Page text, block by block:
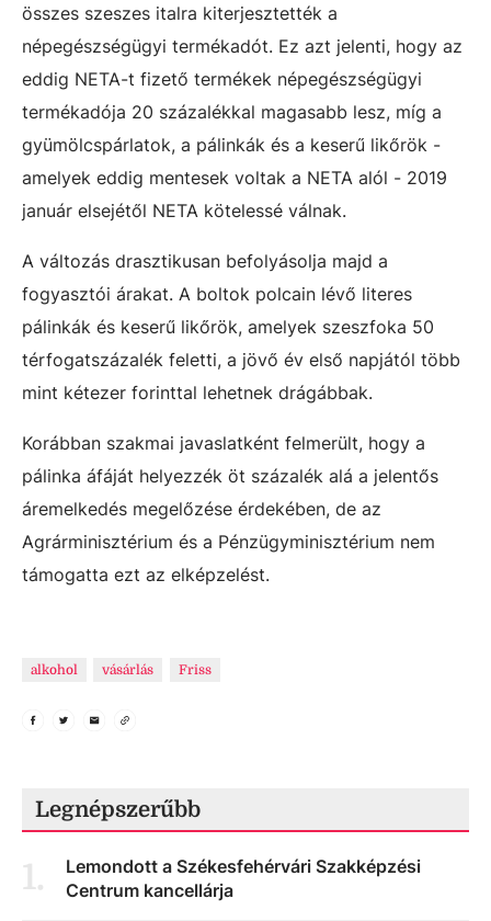
összes szeszes italra kiterjesztették a
népegészségügyi termékadót. Ez azt jelenti, hogy az
eddig NETA-t fizető termékek népegészségügyi
termékadója 20 százalékkal magasabb lesz, míg a
gyümölcspárlatok, a pálinkák és a keserű likőrök -
amelyek eddig mentesek voltak a NETA alól - 2019
január elsejétől NETA kötelessé válnak.
A változás drasztikusan befolyásolja majd a
fogyasztói árakat. A boltok polcain lévő literes
pálinkák és keserű likőrök, amelyek szeszfoka 50
térfogatszázalék feletti, a jövő év első napjától több
mint kétezer forinttal lehetnek drágábbak.
Korábban szakmai javaslatként felmerült, hogy a
pálinka áfáját helyezzék öt százalék alá a jelentős
áremelkedés megelőzése érdekében, de az
Agrárminisztérium és a Pénzügyminisztérium nem
támogatta ezt az elképzelést.
alkohol vásárlás Friss
Legnépszerűbb
1.
Lemondott a Székesfehérvári Szakképzési
Centrum kancellárja